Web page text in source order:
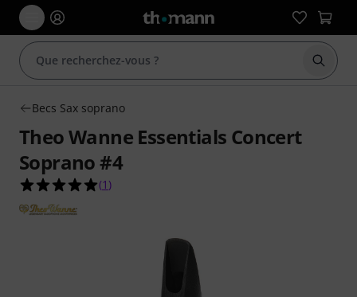
Becs Sax soprano
Theo Wanne Essentials Concert
Soprano #4
5.0 étoiles sur 5 d'après 1 évaluations clients
(1 )